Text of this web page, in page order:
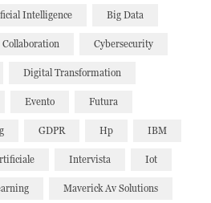
Intelligence Big Data
Collaboration Cybersecurity
Digital Transformation
Evento Futura
GDPR Hp IBM
Intervista Iot
Maverick Av Solutions